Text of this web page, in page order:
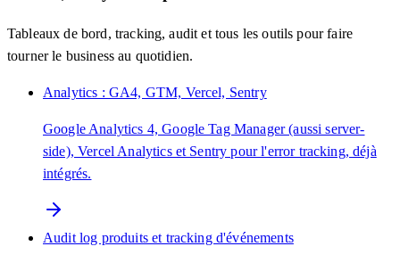
Tableaux de bord, tracking, audit et tous les outils pour faire
tourner le business au quotidien.
Analytics : GA4, GTM, Vercel, Sentry
Google Analytics 4, Google Tag Manager (aussi server-
side), Vercel Analytics et Sentry pour l'error tracking, déjà
intégrés.
Audit log produits et tracking d'événements